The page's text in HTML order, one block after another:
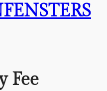
Fee